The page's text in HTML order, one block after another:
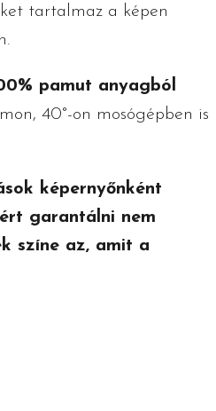
tartalmaz a képen
pamut anyagból
40°-on mosógépben is
képernyőnként
garantálni nem
színe az, amit a